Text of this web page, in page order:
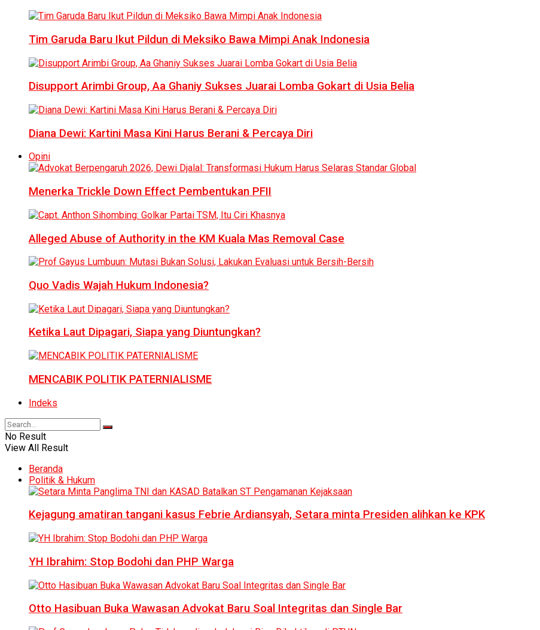
Tim Garuda Baru Ikut Pildun di Meksiko Bawa Mimpi Anak Indonesia
Disupport Arimbi Group, Aa Ghaniy Sukses Juarai Lomba Gokart di Usia Belia
Diana Dewi: Kartini Masa Kini Harus Berani & Percaya Diri
Opini
Menerka Trickle Down Effect Pembentukan PFII
Alleged Abuse of Authority in the KM Kuala Mas Removal Case
Quo Vadis Wajah Hukum Indonesia?
Ketika Laut Dipagari, Siapa yang Diuntungkan?
MENCABIK POLITIK PATERNIALISME
Indeks
No Result
View All Result
Beranda
Politik & Hukum
Kejagung amatiran tangani kasus Febrie Ardiansyah, Setara minta Presiden alihkan ke KPK
YH Ibrahim: Stop Bodohi dan PHP Warga
Otto Hasibuan Buka Wawasan Advokat Baru Soal Integritas dan Single Bar